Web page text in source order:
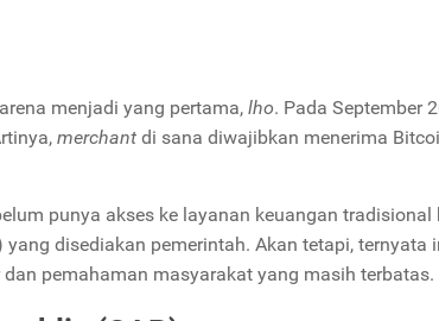
menjadi yang pertama, lho. Pada September
merchant di sana diwajibkan menerima
punya akses ke layanan keuangan
yang disediakan pemerintah. Akan tetapi,
pemahaman masyarakat yang masih terbatas.